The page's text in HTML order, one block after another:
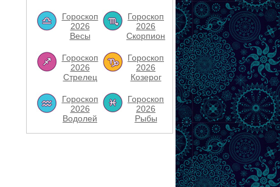
Гороскоп
2026
Весы
Гороскоп
2026
Скорпион
Гороскоп
2026
Стрелец
Гороскоп
2026
Козерог
Гороскоп
2026
Водолей
Гороскоп
2026
Рыбы